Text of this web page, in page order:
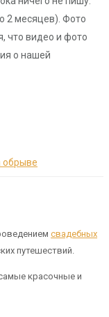
2 месяцев). Фото
что видео и фото
о нашей
обрыве
свадебных
путешествий.
красочные и